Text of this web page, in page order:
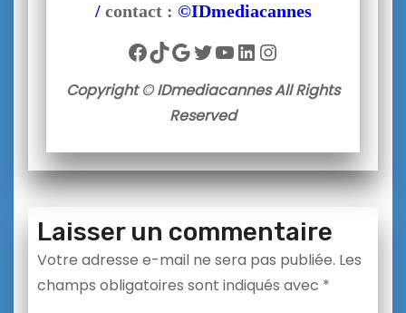
/ contact : ©IDmediacannes
Facebook
TikTok
Google
Twitter
YouTube
LinkedIn
Instagram
Copyright © IDmediacannes All Rights
Reserved
Laisser un commentaire
Votre adresse e-mail ne sera pas publiée. Les
champs obligatoires sont indiqués avec *